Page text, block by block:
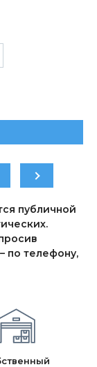
публичной
по телефону,